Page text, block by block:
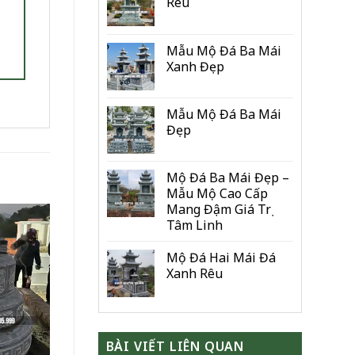
Mẫu Mộ Đá Ba Mái
Xanh Đẹp
Mẫu Mộ Đá Ba Mái
Đẹp
Mộ Đá Ba Mái Đẹp –
Mẫu Mộ Cao Cấp
Mang Đậm Giá Trị
Tâm Linh
Mộ Đá Hai Mái Đá
Xanh Rêu
BÀI VIẾT LIÊN QUAN